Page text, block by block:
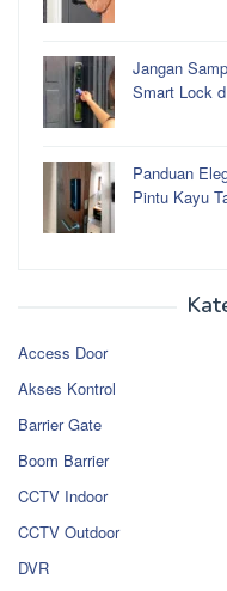
Jangan
Smart Lock
Panduan
Pintu Kayu
Access Door
Akses Kontrol
Barrier Gate
Boom Barrier
CCTV Indoor
CCTV Outdoor
DVR